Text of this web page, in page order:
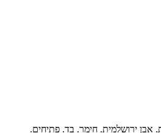
אבן ירושלמית. חימר. בד. פתיחים.